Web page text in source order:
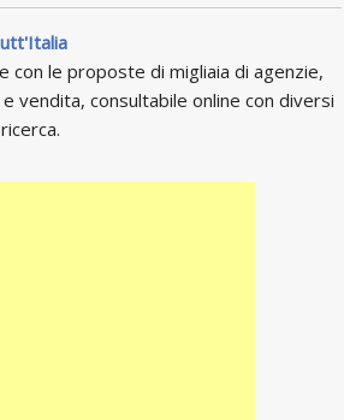
con le proposte di migliaia di agenzie,
vendita, consultabile online con diversi